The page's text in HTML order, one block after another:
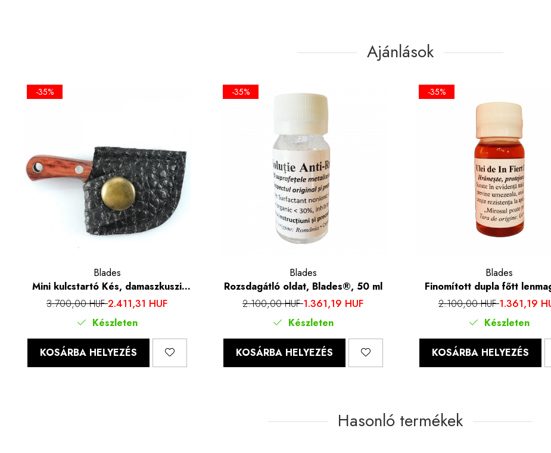
Ajánlások
-35%
Blades
Mini kulcstartó Kés, damaszkuszi
mintás kivitel, fa fogantyú, tok és
3.700,00 HUF2.411,31 HUF
Készleten
KOSÁRBA HELYEZÉS
-35%
Blades
Rozsdagátló oldat, Blades®, 50 ml
2.100,00 HUF1.361,19 HUF
Készleten
KOSÁRBA HELYEZÉS
-35%
Blades
Finomított dupla főtt
Blades®, 50 ml
2.100,00 HUF1.361,19
Készleten
KOSÁRBA HELYEZÉS
Hasonló termékek